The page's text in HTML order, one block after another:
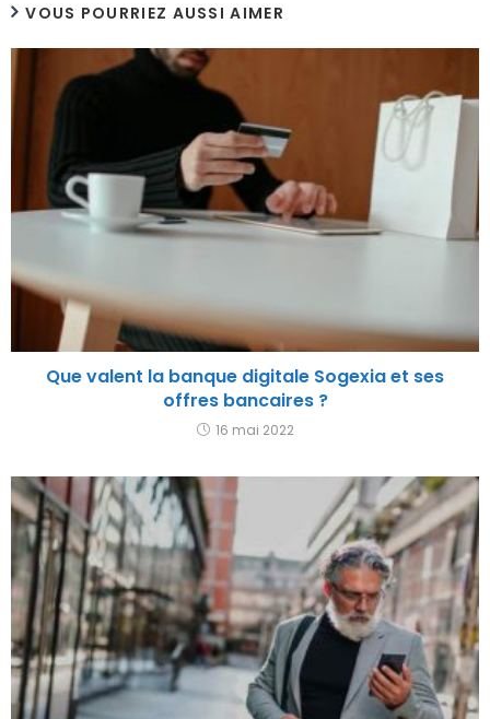
VOUS POURRIEZ AUSSI AIMER
Que valent la banque digitale Sogexia et ses
offres bancaires ?
16 mai 2022